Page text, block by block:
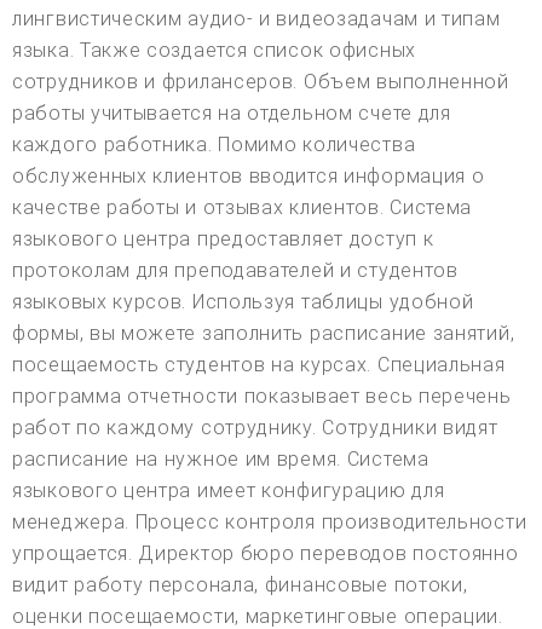
лингвистическим аудио- и видеозадачам и типам
языка. Также создается список офисных
сотрудников и фрилансеров. Объем выполненной
работы учитывается на отдельном счете для
каждого работника. Помимо количества
обслуженных клиентов вводится информация о
качестве работы и отзывах клиентов. Система
языкового центра предоставляет доступ к
протоколам для преподавателей и студентов
языковых курсов. Используя таблицы удобной
формы, вы можете заполнить расписание занятий,
посещаемость студентов на курсах. Специальная
программа отчетности показывает весь перечень
работ по каждому сотруднику. Сотрудники видят
расписание на нужное им время. Система
языкового центра имеет конфигурацию для
менеджера. Процесс контроля производительности
упрощается. Директор бюро переводов постоянно
видит работу персонала, финансовые потоки,
оценки посещаемости, маркетинговые операции.